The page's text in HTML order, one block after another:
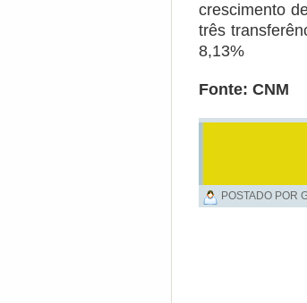
crescimento
três
8,13%
Fonte: CNM
POSTADO POR